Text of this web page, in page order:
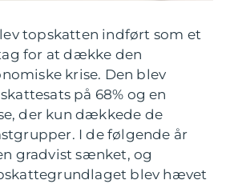
topskatten indført som et
for at dække den
krise. Den blev
på 68% og en
der kun dækkede de
I de følgende år
gradvist sænket, og
blev hævet